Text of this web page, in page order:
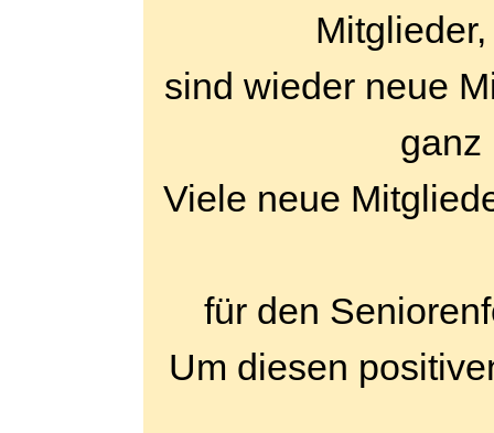
sind wieder neue
ganz
Viele neue
für den
Um diesen